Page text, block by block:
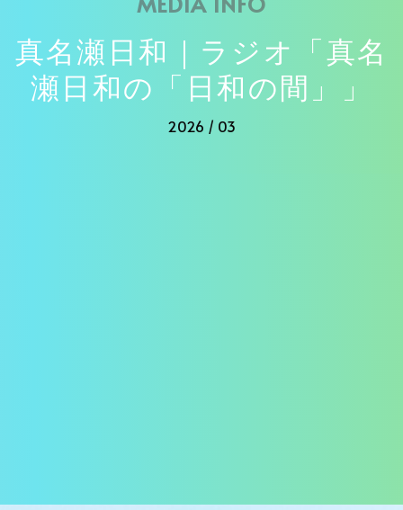
真名瀬日和｜ラジオ「真名
瀬日和の「日和の間」」
2026 / 03